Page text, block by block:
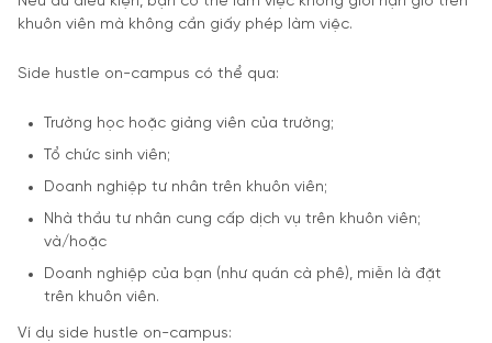
khuôn viên mà không cần giấy phép làm việc.
Side hustle on-campus có thể qua:
Trường học hoặc giảng viên của trường;
Tổ chức sinh viên;
Doanh nghiệp tư nhân trên khuôn viên;
Nhà thầu tư nhân cung cấp dịch vụ trên khuôn viên;
và/hoặc
Doanh nghiệp của bạn (như quán cà phê), miễn là đặt
trên khuôn viên.
Ví dụ side hustle on-campus: